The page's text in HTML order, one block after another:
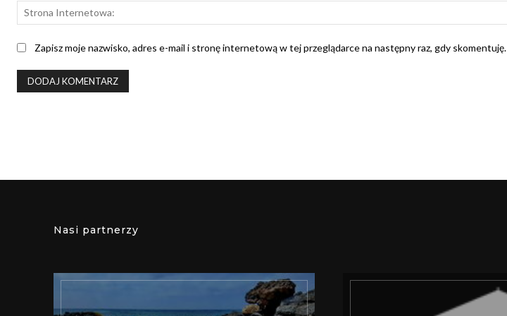
Zapisz moje nazwisko, adres e-mail i stronę internetową w tej przeglądarce na następny raz, gdy skomentuję.
Nasi partnerzy